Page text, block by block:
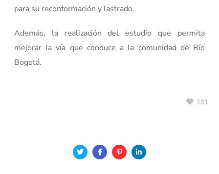
para su reconformación y lastrado.
Además, la realización del estudio que permita
mejorar la vía que conduce a la comunidad de Río
Bogotá.
101